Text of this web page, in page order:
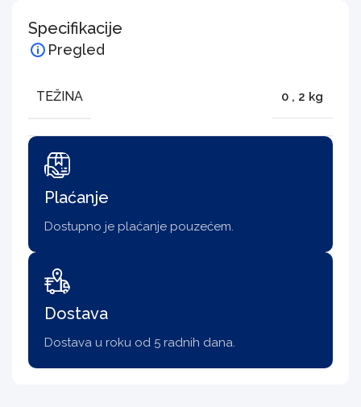
Specifikacije
Pregled
TEŽINA 0 , 2 kg
Plaćanje
Dostupno je plaćanje pouzećem.
Dostava
Dostava u roku od 5 radnih dana.